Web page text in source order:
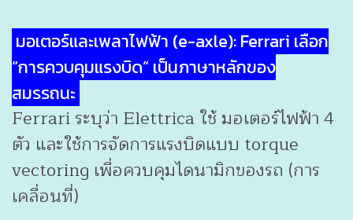
มอเตอร์และเพลาไฟฟ้า (e-axle): Ferrari เลือก
“การควบคุมแรงบิด” เป็นภาษาหลักของ
สมรรถนะ
Ferrari ระบุว่า Elettrica ใช้ มอเตอร์ไฟฟ้า 4
ตัว และใช้การจัดการแรงบิดแบบ torque
vectoring เพื่อควบคุมไดนามิกของรถ (การ
เคลื่อนที่)